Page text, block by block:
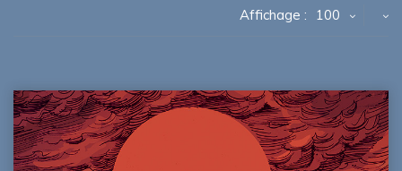
Affichage : 100